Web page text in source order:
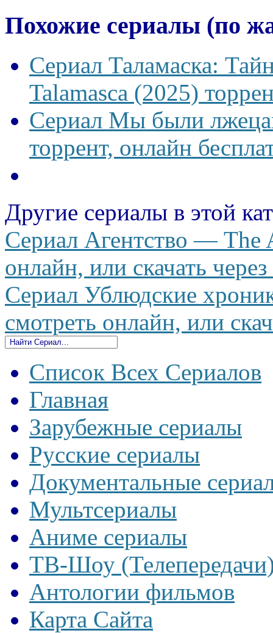
Похожие сериалы (по
Сериал Таламаска:
Talamasca (2025)
Сериал Мы были
торрент, онлайн
Другие сериалы в этой
Сериал Агентство — The
онлайн, или скачать
Сериал Ублюдские
смотреть онлайн, или
Список Всех Сериалов
Главная
Зарубежные сериалы
Русские сериалы
Документальные
Мультсериалы
Аниме сериалы
ТВ-Шоу
Антологии фильмов
Карта Сайта